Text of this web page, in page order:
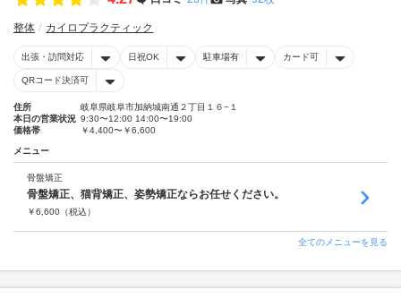
整体 カイロプラクティック
出張・訪問対応 日祝OK 駐車場有 カード可
QRコード決済可
住所
岐阜県岐阜市加納城南通２丁目１６−１
本日の営業状況 9:30〜12:00 14:00〜19:00
価格帯
￥4,400〜￥6,600
メニュー
骨盤矯正
骨盤矯正、猫背矯正、姿勢矯正ならお任せください。
￥6,600 （税込）
全てのメニューを見る